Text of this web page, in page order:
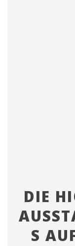
DIE
S